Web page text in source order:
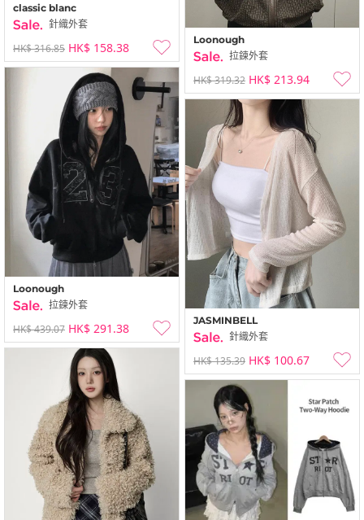
classic blanc
針織外套
HK$ 316.85 HK$ 158.38
Loonough
拉鍊外套
HK$ 319.32 HK$ 213.94
Loonough
拉鍊外套
HK$ 439.07 HK$ 291.38
JASMINBELL
針織外套
HK$ 135.39 HK$ 100.67